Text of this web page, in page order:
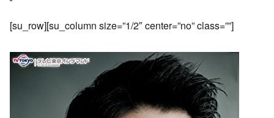
[su_row][su_column size=”1/2″ center=”no” class=””]